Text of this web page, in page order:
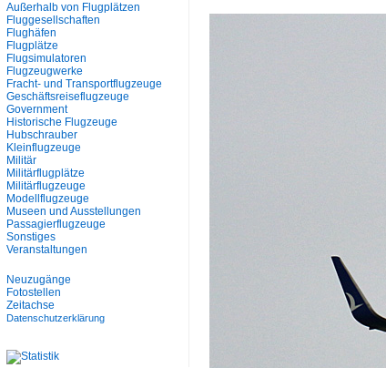
Außerhalb von Flugplätzen
Fluggesellschaften
Flughäfen
Flugplätze
Flugsimulatoren
Flugzeugwerke
Fracht- und Transportflugzeuge
Geschäftsreiseflugzeuge
Government
Historische Flugzeuge
Hubschrauber
Kleinflugzeuge
Militär
Militärflugplätze
Militärflugzeuge
Modellflugzeuge
Museen und Ausstellungen
Passagierflugzeuge
Sonstiges
Veranstaltungen
Neuzugänge
Fotostellen
Zeitachse
Datenschutzerklärung